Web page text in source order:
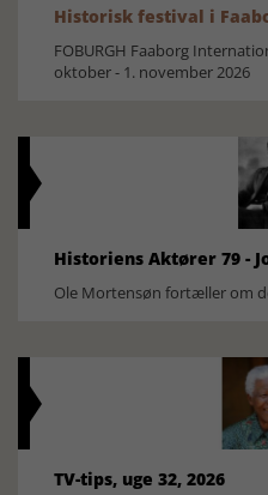
Historisk festival i
FOBURGH Faaborg
oktober - 1. november 2026
Historiens Aktører 79 -
Ole Mortensøn fortæller om
TV-tips, uge 32, 2026